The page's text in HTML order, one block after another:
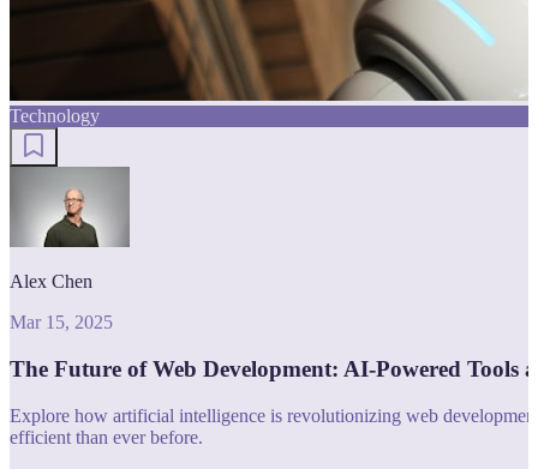
Technology
Alex Chen
Mar 15, 2025
The Future of Web Development: AI-Powered Tools
Explore how artificial intelligence is revolutionizing web
efficient than ever before.